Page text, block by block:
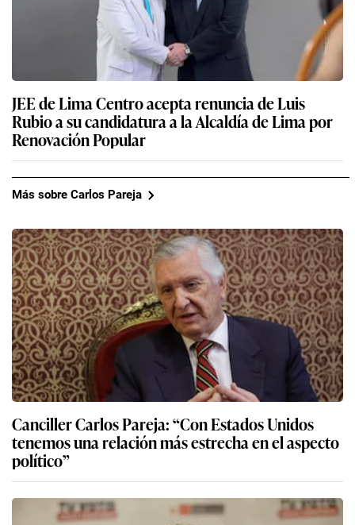
JEE de Lima Centro acepta renuncia de Luis
Rubio a su candidatura a la Alcaldía de Lima por
Renovación Popular
Más sobre Carlos Pareja
Canciller Carlos Pareja: “Con Estados Unidos
tenemos una relación más estrecha en el aspecto
político”